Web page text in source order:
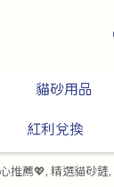
貓砂用品
紅利兌換
推薦💖, 精選貓砂鏟,